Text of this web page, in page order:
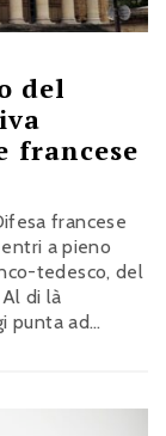
del
francese
francese
entri a pieno
tedesco, del
di là
punta ad